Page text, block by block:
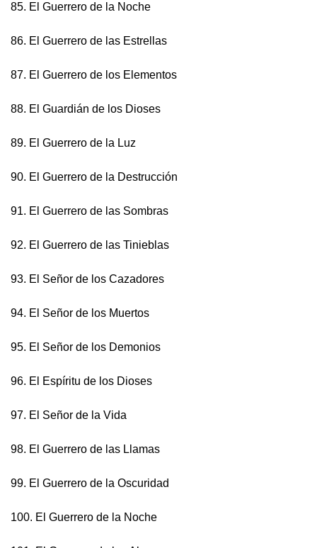
85. El Guerrero de la Noche
86. El Guerrero de las Estrellas
87. El Guerrero de los Elementos
88. El Guardián de los Dioses
89. El Guerrero de la Luz
90. El Guerrero de la Destrucción
91. El Guerrero de las Sombras
92. El Guerrero de las Tinieblas
93. El Señor de los Cazadores
94. El Señor de los Muertos
95. El Señor de los Demonios
96. El Espíritu de los Dioses
97. El Señor de la Vida
98. El Guerrero de las Llamas
99. El Guerrero de la Oscuridad
100. El Guerrero de la Noche